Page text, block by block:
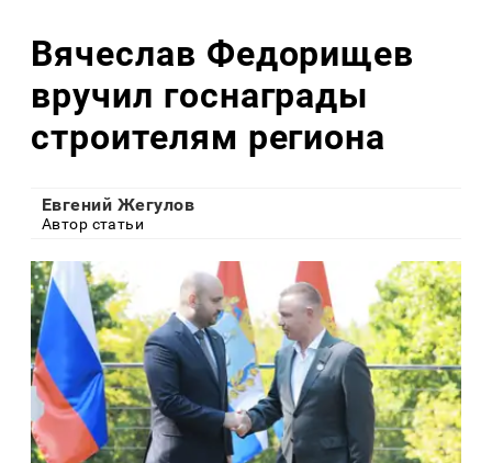
Вячеслав Федорищев
вручил госнаграды
строителям региона
Евгений Жегулов
Автор статьи